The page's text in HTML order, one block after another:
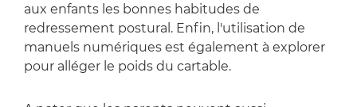
aux enfants les bonnes habitudes de
redressement postural. Enfin, l'utilisation de
manuels numériques est également à explorer
pour alléger le poids du cartable.